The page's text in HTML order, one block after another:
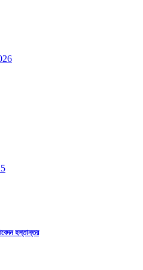
হস্তান্তর